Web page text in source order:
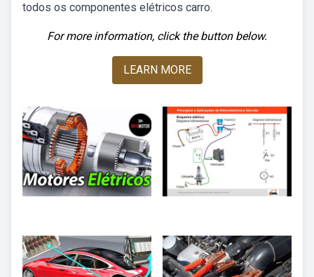
todos os componentes elétricos carro.
For more information, click the button below.
LEARN MORE